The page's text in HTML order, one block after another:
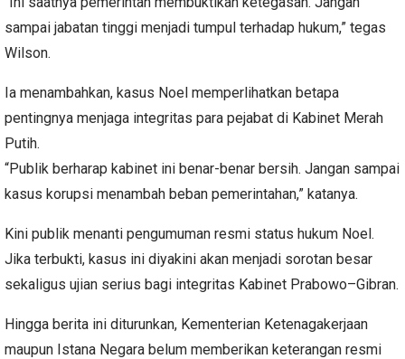
sampai jabatan tinggi menjadi tumpul terhadap hukum,” tegas
Wilson.
Ia menambahkan, kasus Noel memperlihatkan betapa
pentingnya menjaga integritas para pejabat di Kabinet Merah
Putih.
“Publik berharap kabinet ini benar-benar bersih. Jangan sampai
kasus korupsi menambah beban pemerintahan,” katanya.
Kini publik menanti pengumuman resmi status hukum Noel.
Jika terbukti, kasus ini diyakini akan menjadi sorotan besar
sekaligus ujian serius bagi integritas Kabinet Prabowo–Gibran.
Hingga berita ini diturunkan, Kementerian Ketenagakerjaan
maupun Istana Negara belum memberikan keterangan resmi